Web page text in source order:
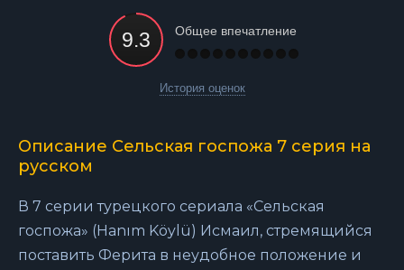
Общее впечатление
История оценок
Описание Сельская госпожа 7 серия на
русском
В 7 серии турецкого сериала «Сельская
госпожа» (Hanım Köylü) Исмаил, стремящийся
поставить Ферита в неудобное положение и